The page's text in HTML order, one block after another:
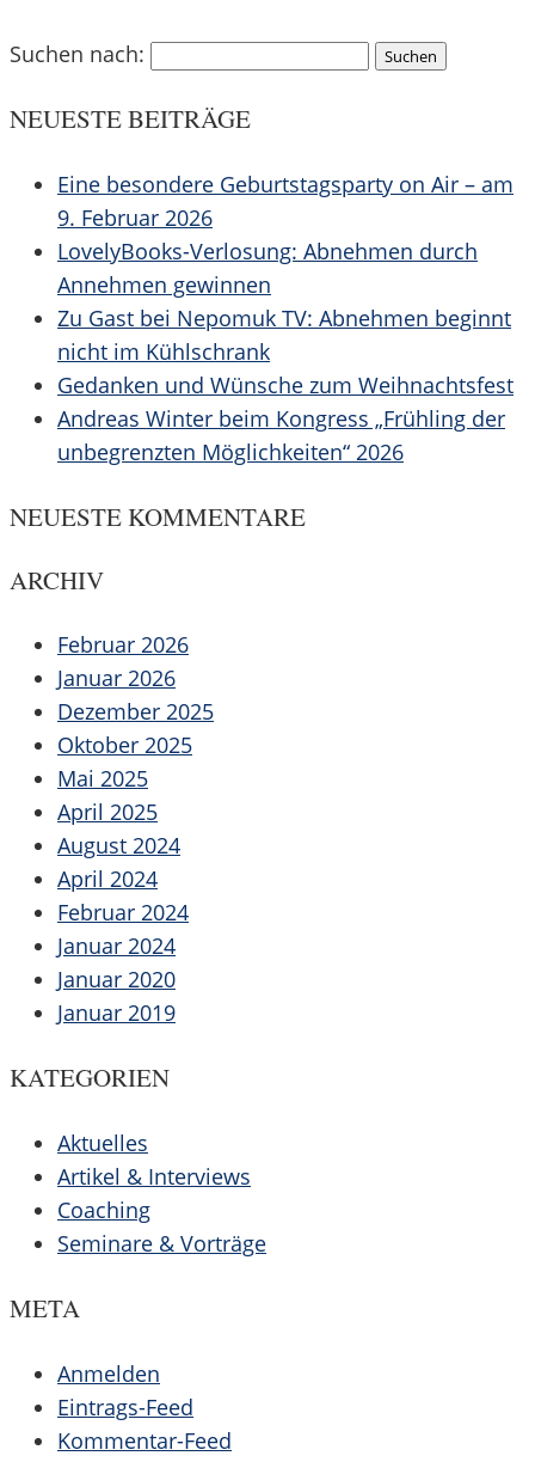
Suchen nach:
NEUESTE BEITRÄGE
Eine besondere Geburtstagsparty on Air – am
9. Februar 2026
LovelyBooks-Verlosung: Abnehmen durch
Annehmen gewinnen
Zu Gast bei Nepomuk TV: Abnehmen beginnt
nicht im Kühlschrank
Gedanken und Wünsche zum Weihnachtsfest
Andreas Winter beim Kongress „Frühling der
unbegrenzten Möglichkeiten“ 2026
NEUESTE KOMMENTARE
ARCHIV
Februar 2026
Januar 2026
Dezember 2025
Oktober 2025
Mai 2025
April 2025
August 2024
April 2024
Februar 2024
Januar 2024
Januar 2020
Januar 2019
KATEGORIEN
Aktuelles
Artikel & Interviews
Coaching
Seminare & Vorträge
META
Anmelden
Eintrags-Feed
Kommentar-Feed